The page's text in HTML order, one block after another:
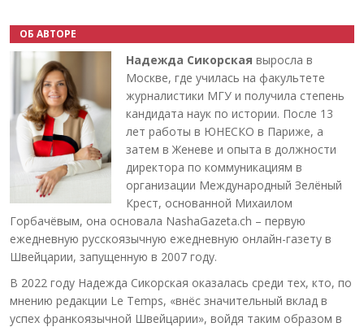
ОБ АВТОРЕ
Надежда Сикорская выросла в
Москве, где училась на факультете
журналистики МГУ и получила степень
кандидата наук по истории. После 13
лет работы в ЮНЕСКО в Париже, а
затем в Женеве и опыта в должности
директора по коммуникациям в
организации Международный Зелёный
Крест, основанной Михаилом
Горбачёвым, она основала NashaGazeta.ch – первую
ежедневную русскоязычную ежедневную онлайн-газету в
Швейцарии, запущенную в 2007 году.
В 2022 году Надежда Сикорская оказалась среди тех, кто, по
мнению редакции Le Temps, «внёс значительный вклад в
успех франкоязычной Швейцарии», войдя таким образом в